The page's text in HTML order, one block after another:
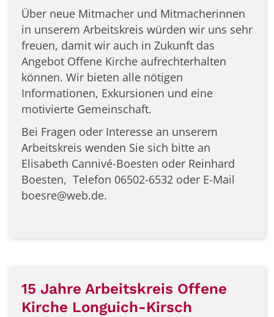
Über neue Mitmacher und Mitmacherinnen
in unserem Arbeitskreis würden wir uns sehr
freuen, damit wir auch in Zukunft das
Angebot Offene Kirche aufrechterhalten
können. Wir bieten alle nötigen
Informationen, Exkursionen und eine
motivierte Gemeinschaft.
Bei Fragen oder Interesse an unserem
Arbeitskreis wenden Sie sich bitte an
Elisabeth Cannivé-Boesten oder Reinhard
Boesten, Telefon 06502-6532 oder E-Mail
boesre@web.de.
15 Jahre Arbeitskreis Offene
Kirche Longuich-Kirsch